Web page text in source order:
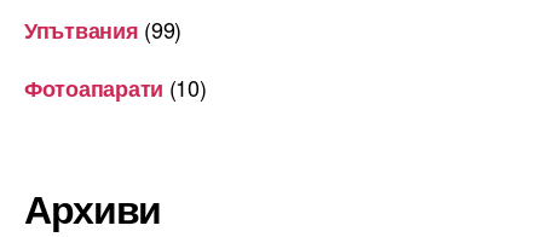
Упътвания (99)
Фотоапарати (10)
Архиви